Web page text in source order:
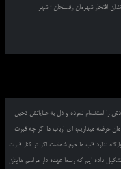
افتخار شهرمان رفسنجان ؛ شهر
را استشمام نموده و دل به عنایاتش دخیل
عرضه میداریم، ای ارباب ما اگر چه قبرت
ندارد قلب ما حرم شماست اگر در کنار قبرت
داده ایم که رسما عهده دار مراسم هایتان